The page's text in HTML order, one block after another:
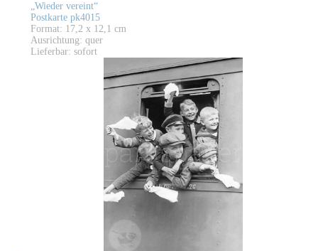
„Wieder vereint“
Postkarte pk4015
Format: 17,2 x 12,1 cm
Ausrichtung: quer
Lieferbar: sofort